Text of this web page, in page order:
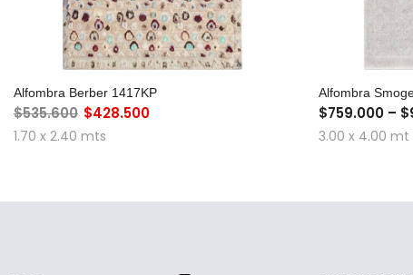
AGREGAR AL CARRO
Alfombra Berber 1417KP
$535.600 $428.500
1.70 x 2.40 mts
Alfombra
$759.000 –
3.00 x 4.00 mt